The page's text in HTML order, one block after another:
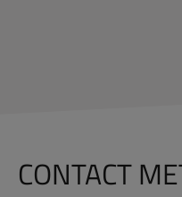
CONTACT